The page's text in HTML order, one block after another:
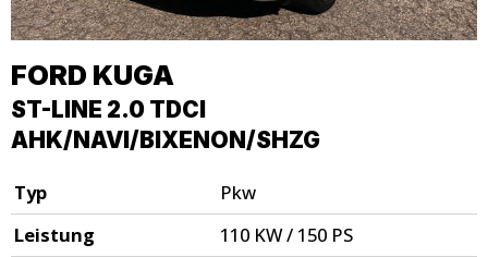
FORD KUGA
ST-LINE 2.0 TDCI
AHK/NAVI/BIXENON/SHZG
Typ
Pkw
Leistung
110 KW / 150 PS